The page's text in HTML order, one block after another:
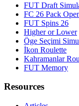
FUT Draft
FC 26 Pack
FUT Spins 26
Higher or Lower
Öge Seçimi
İkon Roulette
Kahramanlar
FUT Memory
Resources